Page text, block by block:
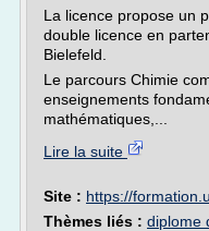
La licence propose un
double licence en
Bielefeld.
Le parcours Chimie
enseignements
mathématiques,...
Lire la suite
Site : https://
Thèmes liés : diplome